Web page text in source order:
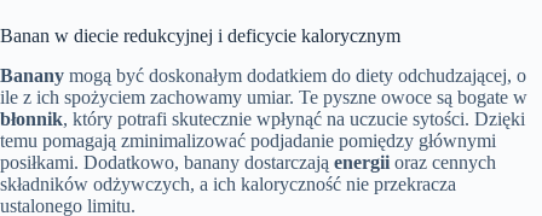
Banan w diecie redukcyjnej i deficycie kalorycznym
Banany mogą być doskonałym dodatkiem do diety odchudzającej, o
ile z ich spożyciem zachowamy umiar. Te pyszne owoce są bogate w
błonnik, który potrafi skutecznie wpłynąć na uczucie sytości. Dzięki
temu pomagają zminimalizować podjadanie pomiędzy głównymi
posiłkami. Dodatkowo, banany dostarczają energii oraz cennych
składników odżywczych, a ich kaloryczność nie przekracza
ustalonego limitu.